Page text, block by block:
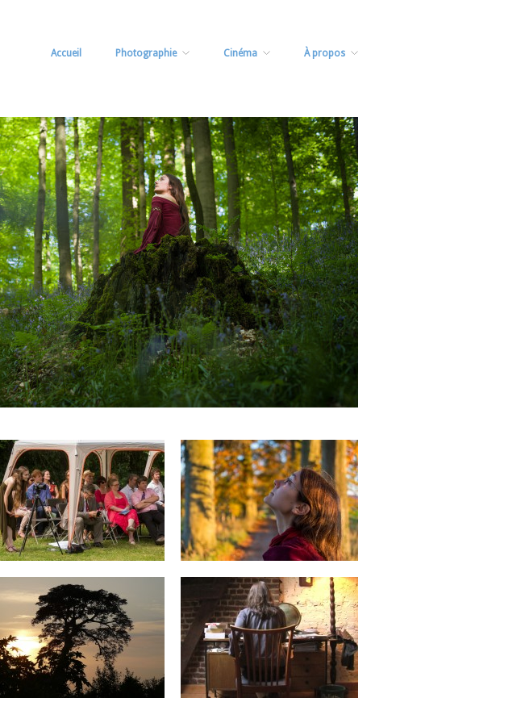
Accueil Photographie Cinéma À propos